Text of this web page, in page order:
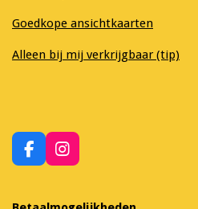
Goedkope ansichtkaarten
Alleen bij mij verkrijgbaar (tip)
F
a
e
I
n